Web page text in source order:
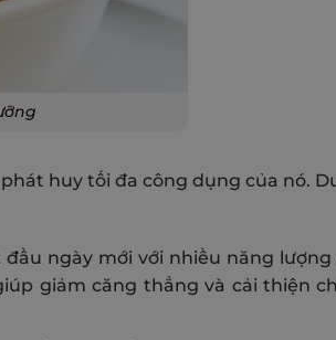
huy tối đa công dụng của nó.
ngày mới với nhiều năng lượng
giảm căng thẳng và cải thiện